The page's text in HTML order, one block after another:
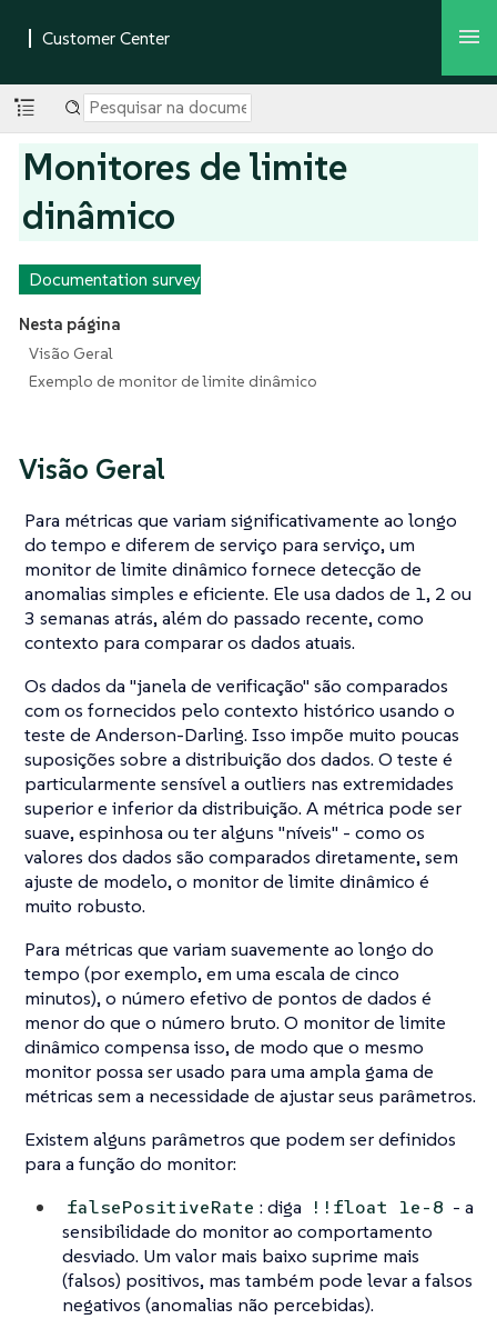
Monitores de limite
dinâmico
Documentation survey
Nesta página
Visão Geral
Exemplo de monitor de limite dinâmico
Visão Geral
Para métricas que variam significativamente ao longo
do tempo e diferem de serviço para serviço, um
monitor de limite dinâmico fornece detecção de
anomalias simples e eficiente. Ele usa dados de 1, 2 ou
3 semanas atrás, além do passado recente, como
contexto para comparar os dados atuais.
Os dados da "janela de verificação" são comparados
com os fornecidos pelo contexto histórico usando o
teste de Anderson-Darling. Isso impõe muito poucas
suposições sobre a distribuição dos dados. O teste é
particularmente sensível a outliers nas extremidades
superior e inferior da distribuição. A métrica pode ser
suave, espinhosa ou ter alguns "níveis" - como os
valores dos dados são comparados diretamente, sem
ajuste de modelo, o monitor de limite dinâmico é
muito robusto.
Para métricas que variam suavemente ao longo do
tempo (por exemplo, em uma escala de cinco
minutos), o número efetivo de pontos de dados é
menor do que o número bruto. O monitor de limite
dinâmico compensa isso, de modo que o mesmo
monitor possa ser usado para uma ampla gama de
métricas sem a necessidade de ajustar seus parâmetros.
Existem alguns parâmetros que podem ser definidos
para a função do monitor:
falsePositiveRate : diga !!float 1e-8 - a
sensibilidade do monitor ao comportamento
desviado. Um valor mais baixo suprime mais
(falsos) positivos, mas também pode levar a falsos
negativos (anomalias não percebidas).